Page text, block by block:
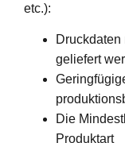
etc.):
geliefert
Die
Produktart